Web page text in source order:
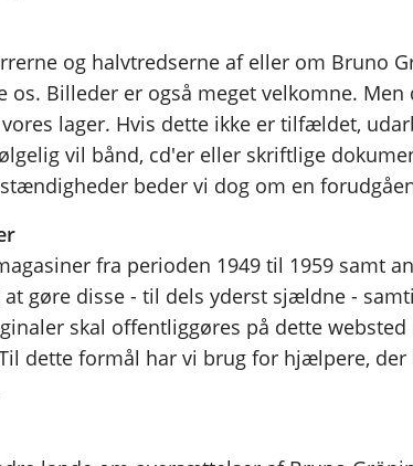
og halvtredserne af eller om Bruno
os. Billeder er også meget velkomne.
lager. Hvis dette ikke er tilfældet,
vil bånd, cd'er eller skriftlige
beder vi dog om en
fra perioden 1949 til 1959 samt
gøre disse - til dels yderst sjældne -
skal offentliggøres på dette
dette formål har vi brug for hjælpere,